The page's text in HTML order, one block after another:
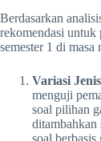
Berdasarkan
rekomendasi untuk
semester 1 di masa
Variasi
menguji
soal pilihan
ditambahkan
soal berbasis